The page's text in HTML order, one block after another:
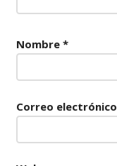
Nombre *
Correo electrónico